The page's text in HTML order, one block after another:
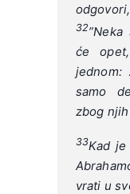
32
će
samo
zbog
33Kad
vrati u